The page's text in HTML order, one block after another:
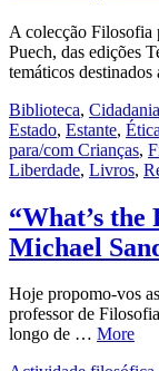
A colecção Filosofia
Puech, das edições
temáticos
Biblioteca, Cidadania
Estado, Estante,
para/com Crianças,
Liberdade, Livros,
“What’s
Michael
Hoje propomo-vos
professor de
longo de … More